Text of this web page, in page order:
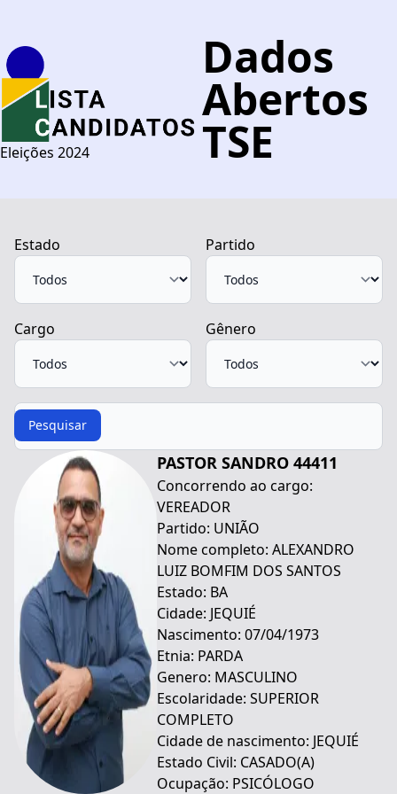
Eleições 2024
Dados
Abertos
TSE
Estado Partido
Cargo Gênero
Procurar
Pesquisar
PASTOR SANDRO 44411
Concorrendo ao cargo:
VEREADOR
Partido: UNIÃO
Nome completo: ALEXANDRO
LUIZ BOMFIM DOS SANTOS
Estado: BA
Cidade: JEQUIÉ
Nascimento: 07/04/1973
Etnia: PARDA
Genero: MASCULINO
Escolaridade: SUPERIOR
COMPLETO
Cidade de nascimento: JEQUIÉ
Estado Civil: CASADO(A)
Ocupação: PSICÓLOGO